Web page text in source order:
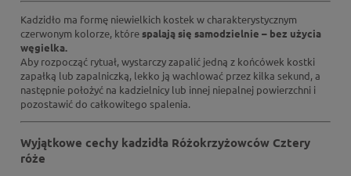
Kadzidło ma formę niewielkich kostek w charakterystycznym
czerwonym kolorze, którespalają się samodzielnie – bez użycia
węgielka.
Aby rozpocząć rytuał, wystarczy zapalić jedną z końcówek kostki
zapałką lub zapalniczką, lekko ją wachlować przez kilka sekund, a
następnie położyć na kadzielnicy lub innej niepalnej powierzchni i
pozostawić do całkowitego spalenia.
Wyjątkowe cechy kadzidła Różokrzyżowców Cztery
róże